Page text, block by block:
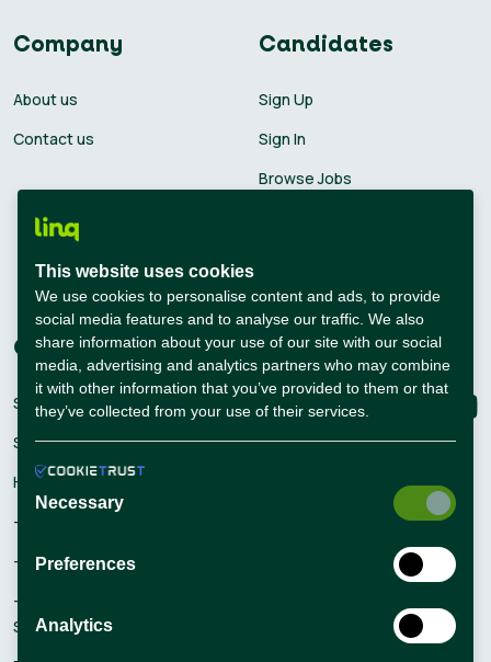
Company
About us
Contact us
Candidates
Sign Up
Sign In
Browse Jobs
Career Guide
Companies
Sign Up
Sign In
Hiring Solutions
– Self Service Hiring Solutions
– Talent Hiring Solutions
– Employer Branding
Solutions
Connect with us
This website uses cookies
We use cookies to personalise content and ads, to provide
social media features and to analyse our traffic. We also
share information about your use of our site with our social
media, advertising and analytics partners who may combine
it with other information that you’ve provided to them or that
they’ve collected from your use of their services.
Necessary
Preferences
Analytics